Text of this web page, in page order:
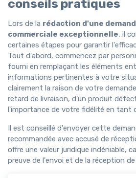
conseils pratiques
Lors de la rédaction d'une
commerciale exceptionnelle, il
certaines étapes pour garantir
Tout d'abord, commencez par
fourni en remplaçant les éléments
informations pertinentes à votre
clairement la raison de votre
retard de livraison, d'un produit
l'importance de votre fidélité en tant
Il est conseillé d'envoyer cette
recommandée avec accusé de
offre une valeur juridique indéniable,
preuve de l'envoi et de la réception